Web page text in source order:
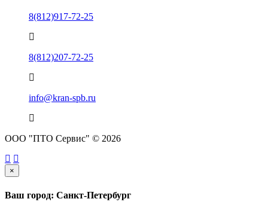
8(812)917-72-25
8(812)207-72-25
info@kran-spb.ru
ООО "ПТО Сервис" © 2026
×
Ваш город: Санкт-Петербург